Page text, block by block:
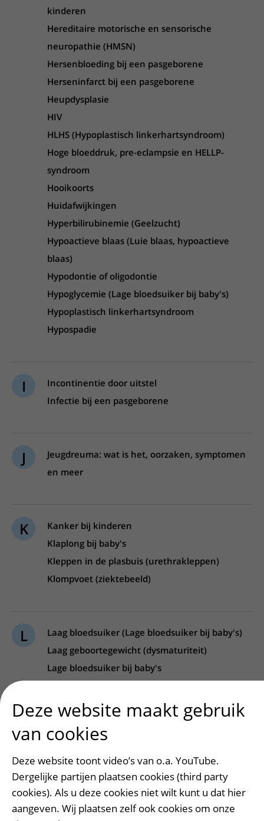
kinderen
Hereditaire motorische en sensorische
neuropathie (HMSN)
Hersenbloeding bij een pasgeborene
Herseninfarct bij een pasgeborene
Heupdysplasie
HIV
HLHS (Hypoplastisch linkerhartsyndroom)
Hoge bloeddruk, pre-eclampsie en HELLP-
syndroom
Hooikoorts
Huidafwijkingen
Hyperbilirubinemie (Geelzucht)
Hypoactieve blaas (Luie blaas, hypoactieve
blaas)
Hypodontie of oligodontie
Hypoglycemie (Lage bloedsuiker bij baby's)
Hypoplastisch linkerhartsyndroom
Hypospadie
I
Incontinentie door uitstel
Infectie bij een pasgeborene
J
Jeugdreuma: wat is het, oorzaken, symptomen
en meer
K
Kanker bij kinderen
Klaplong bij baby's
Kleppen in de plasbuis (urethrakleppen)
Klompvoet (ziektebeeld)
L
Laag bloedsuiker (Lage bloedsuiker bij baby's)
Laag geboortegewicht (dysmaturiteit)
Lage bloedsuiker bij baby's
verminderde stevigheid (Laryngomalacie))
Limb-Girdle Dystrofie (LGMD)
Listeria/Listeriose en zwangerschap
Longziekten bij patiënten met
afweerstoornissen
Luchtweg- en ademhalingsproblemen
Deze website maakt gebruik
van cookies
Deze website toont video’s van o.a. YouTube.
Dergelijke partijen plaatsen cookies (third party
cookies). Als u deze cookies niet wilt kunt u dat hier
aangeven. Wij plaatsen zelf ook cookies om onze